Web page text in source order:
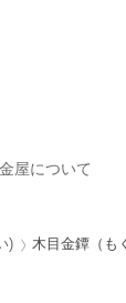
屋について
) 木目金鐔（も